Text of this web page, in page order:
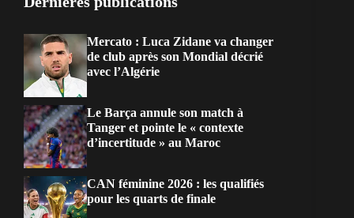
Mercato : Luca Zidane va changer
de club après son Mondial décrié
avec l’Algérie
Le Barça annule son match à
Tanger et pointe le « contexte
d’incertitude » au Maroc
CAN féminine 2026 : les qualifiés
pour les quarts de finale